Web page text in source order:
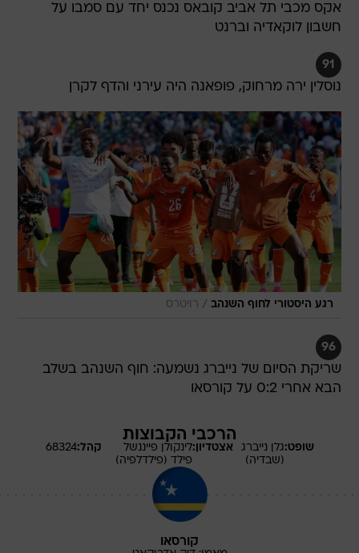
אקס מכבי תל אביב קובאס נכנס יחד עם סמבו על
חשבון לוקאדיה וברנט
91
נוסלין ירה מרחוק, פופאנה היה עירני והדף לקרן
רגע היסטורי לחוף השנהב / רויטרס
96
שריקת הסיום של נייברג נשמעה: חוף השנהב בשלב
הבא אחרי 0:2 על קורסאו
הרכבי הקבוצות
שופט: גלן
נייברג
(שבדיה)
אצטדיון:לינקולן פייננשל
פילד (פילדלפיה)
קהל:68324
קורסאו